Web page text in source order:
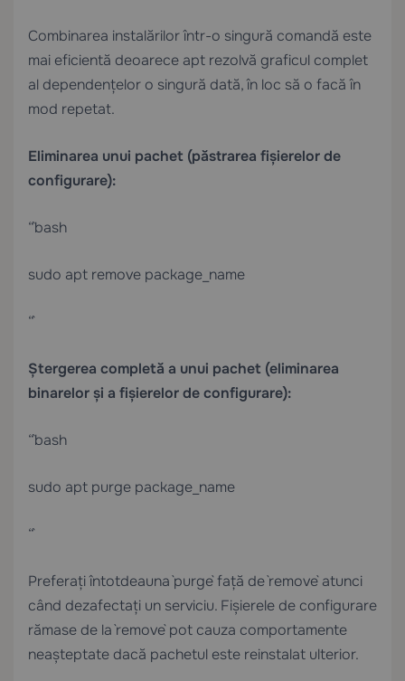
Combinarea instalărilor într-o singură comandă este
mai eficientă deoarece apt rezolvă graficul complet
al dependențelor o singură dată, în loc să o facă în
mod repetat.
Eliminarea unui pachet (păstrarea fișierelor de
configurare):
“`bash
sudo apt remove package_name
“`
Ștergerea completă a unui pachet (eliminarea
binarelor și a fișierelor de configurare):
“`bash
sudo apt purge package_name
“`
Preferați întotdeauna `purge` față de `remove` atunci
când dezafectați un serviciu. Fișierele de configurare
rămase de la `remove` pot cauza comportamente
neașteptate dacă pachetul este reinstalat ulterior.